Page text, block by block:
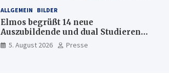
ALLGEMEIN BILDER
Elmos begrüßt 14 neue
Auszubildende und dual Studierende
am Standort Dortmund
5. August 2026 Presse